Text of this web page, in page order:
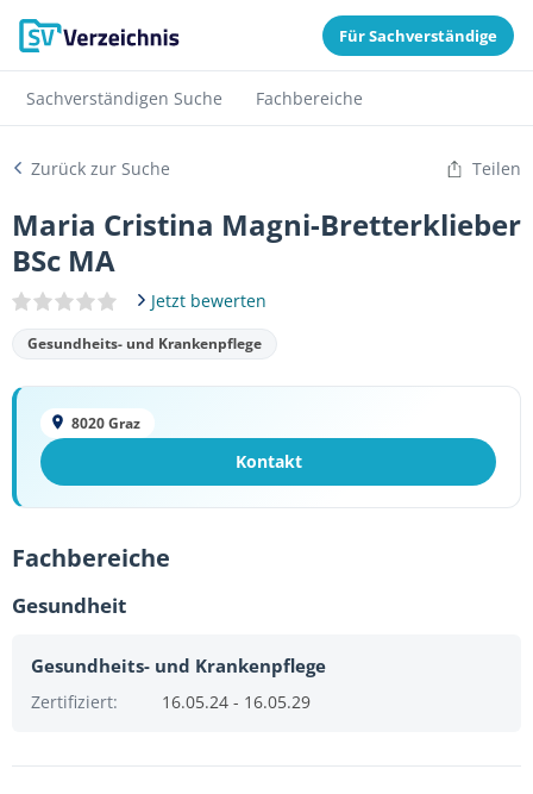
Für Sachverständige
Sachverständigen Suche Fachbereiche
Zurück zur Suche Teilen
Maria Cristina Magni-Bretterklieber
BSc MA
Jetzt bewerten
Gesundheits- und Krankenpflege
8020 Graz
Kontakt
Fachbereiche
Gesundheit
Gesundheits- und Krankenpflege
Zertifiziert: 16.05.24 - 16.05.29